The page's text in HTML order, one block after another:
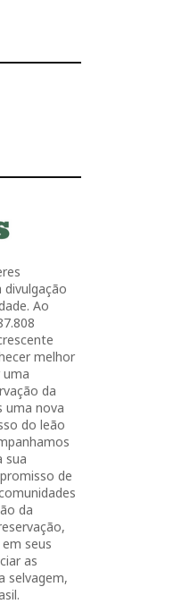
Ao
melhor
uma
da
uma nova
do leão
sua
de
da
seus
as
selvagem,